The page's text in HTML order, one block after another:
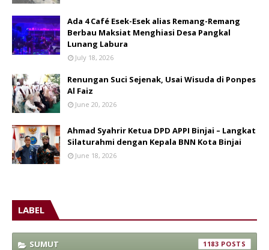
Ada 4 Café Esek-Esek alias Remang-Remang
Berbau Maksiat Menghiasi Desa Pangkal
Lunang Labura
July 18, 2026
Renungan Suci Sejenak, Usai Wisuda di Ponpes
Al Faiz
June 20, 2026
Ahmad Syahrir Ketua DPD APPI Binjai – Langkat
Silaturahmi dengan Kepala BNN Kota Binjai
June 18, 2026
LABEL
SUMUT 1183